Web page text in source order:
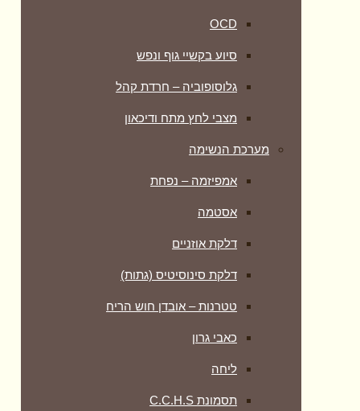
OCD
סיוע בקשיי גוף ונפש
גלוסופוביה – חרדת קהל
מצבי לחץ מתח ודיכאון
מערכת הנשימה
אמפיזמה – נפחת
אסטמה
דלקת אוזניים
דלקת סינוסיטיס (גתות)
טטרנות – אובדן חוש הריח
כאבי גרון
ליחה
תסמונת C.C.H.S